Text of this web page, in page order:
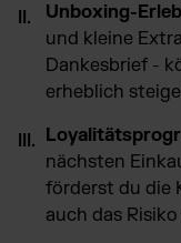
Unboxing-
und kleine
Dankesbrief -
erheblich
nächsten
förderst du die
auch das